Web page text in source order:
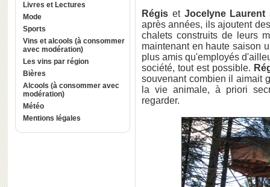
Livres et Lectures
Mode
Sports
Vins et alcools (à consommer
avec modération)
Les vins par région
Bières
Alcools (à consommer avec
modération)
Météo
Mentions légales
Régis et Jocelyne Laurent
après années, ils ajoutent
chalets construits de leurs
maintenant en haute saison
plus amis qu'employés
société, tout est possible.
souvenant combien il aimait
la vie animale, à priori
regarder.